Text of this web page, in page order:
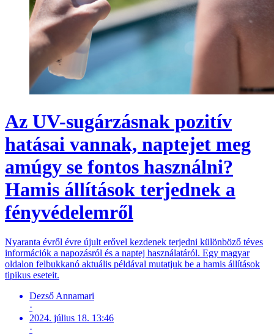
Az UV-sugárzásnak pozitív
hatásai vannak, naptejet meg
amúgy se fontos használni?
Hamis állítások terjednek a
fényvédelemről
Nyaranta évről évre újult erővel kezdenek terjedni különböző téves
információk a napozásról és a naptej használatáról. Egy magyar
oldalon felbukkanó aktuális példával mutatjuk be a hamis állítások
tipikus eseteit.
Dezső Annamari
·
2024. július 18. 13:46
·